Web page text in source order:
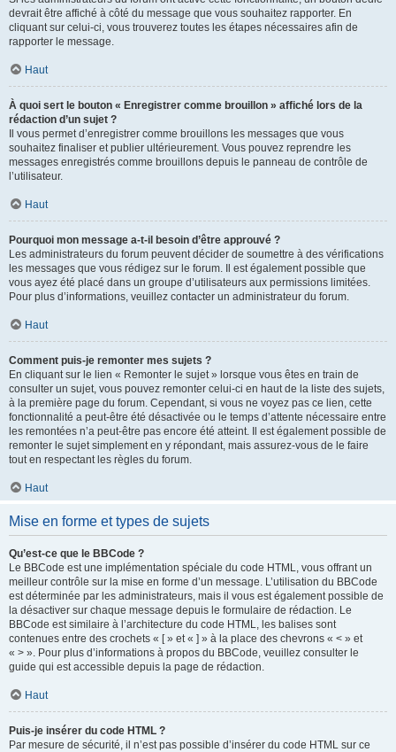
devrait être affiché à côté du message que vous souhaitez rapporter. En
cliquant sur celui-ci, vous trouverez toutes les étapes nécessaires afin de
rapporter le message.
Haut
À quoi sert le bouton « Enregistrer comme brouillon » affiché lors de la
rédaction d’un sujet ?
Il vous permet d’enregistrer comme brouillons les messages que vous
souhaitez finaliser et publier ultérieurement. Vous pouvez reprendre les
messages enregistrés comme brouillons depuis le panneau de contrôle de
l’utilisateur.
Haut
Pourquoi mon message a-t-il besoin d’être approuvé ?
Les administrateurs du forum peuvent décider de soumettre à des vérifications
les messages que vous rédigez sur le forum. Il est également possible que
vous ayez été placé dans un groupe d’utilisateurs aux permissions limitées.
Pour plus d’informations, veuillez contacter un administrateur du forum.
Haut
Comment puis-je remonter mes sujets ?
En cliquant sur le lien « Remonter le sujet » lorsque vous êtes en train de
consulter un sujet, vous pouvez remonter celui-ci en haut de la liste des sujets,
à la première page du forum. Cependant, si vous ne voyez pas ce lien, cette
fonctionnalité a peut-être été désactivée ou le temps d’attente nécessaire entre
les remontées n’a peut-être pas encore été atteint. Il est également possible de
remonter le sujet simplement en y répondant, mais assurez-vous de le faire
tout en respectant les règles du forum.
Haut
Mise en forme et types de sujets
Qu’est-ce que le BBCode ?
Le BBCode est une implémentation spéciale du code HTML, vous offrant un
meilleur contrôle sur la mise en forme d’un message. L’utilisation du BBCode
est déterminée par les administrateurs, mais il vous est également possible de
la désactiver sur chaque message depuis le formulaire de rédaction. Le
BBCode est similaire à l’architecture du code HTML, les balises sont
contenues entre des crochets « [ » et « ] » à la place des chevrons « < » et
« > ». Pour plus d’informations à propos du BBCode, veuillez consulter le
guide qui est accessible depuis la page de rédaction.
Haut
Puis-je insérer du code HTML ?
Par mesure de sécurité, il n’est pas possible d’insérer du code HTML sur ce